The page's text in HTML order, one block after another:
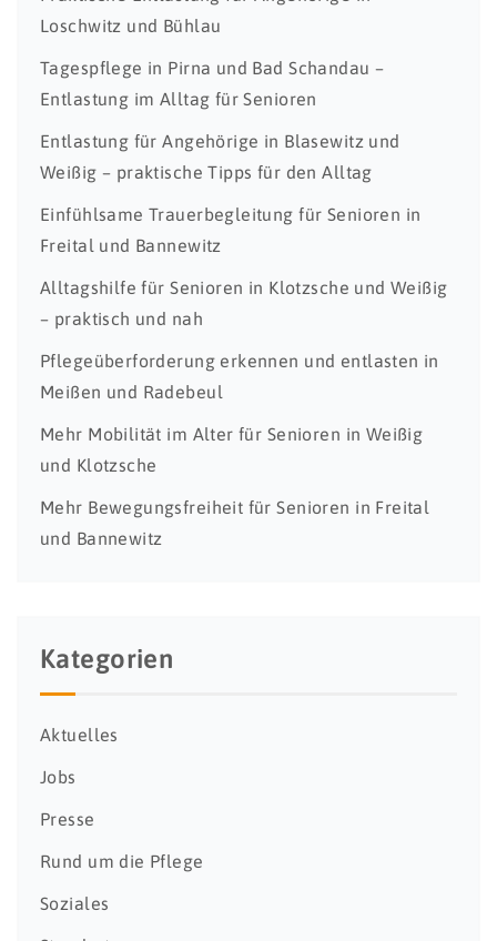
Loschwitz und Bühlau
Tagespflege in Pirna und Bad Schandau –
Entlastung im Alltag für Senioren
Entlastung für Angehörige in Blasewitz und
Weißig – praktische Tipps für den Alltag
Einfühlsame Trauerbegleitung für Senioren in
Freital und Bannewitz
Alltagshilfe für Senioren in Klotzsche und Weißig
– praktisch und nah
Pflegeüberforderung erkennen und entlasten in
Meißen und Radebeul
Mehr Mobilität im Alter für Senioren in Weißig
und Klotzsche
Mehr Bewegungsfreiheit für Senioren in Freital
und Bannewitz
Kategorien
Aktuelles
Jobs
Presse
Rund um die Pflege
Soziales